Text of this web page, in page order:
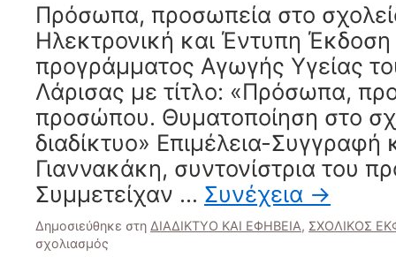
Πρόσωπα, προσωπεία στο
Ηλεκτρονική και Έντυπη Έκδοση
προγράμματος Αγωγής Υγείας
Λάρισας με τίτλο: «Πρόσωπα,
προσώπου. Θυματοποίηση στο
διαδίκτυο» Επιμέλεια-Συγγραφή
Γιαννακάκη, συντονίστρια του
Συμμετείχαν … Συνέχεια →
Δημοσιεύθηκε στη ΔΙΑΔΙΚΤΥΟ ΚΑΙ ΕΦΗΒΕΙΑ, ΣΧΟΛΙΚΟΣ
σχολιασμός